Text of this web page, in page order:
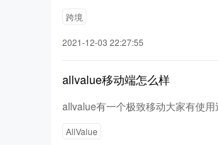
跨境
2021-12-03 22:27:55
allvalue移动端怎么样
allvalue有一个极致移动大家有使用
AllValue